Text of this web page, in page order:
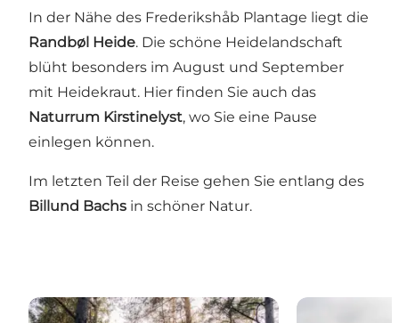
In der Nähe des Frederikshåb Plantage liegt die
Randbøl Heide. Die schöne Heidelandschaft
blüht besonders im August und September
mit Heidekraut. Hier finden Sie auch das
Naturrum Kirstinelyst, wo Sie eine Pause
einlegen können.
Im letzten Teil der Reise gehen Sie entlang des
Billund Bachs in schöner Natur.
Gehölz Frederikshåb Plantage Randbøl